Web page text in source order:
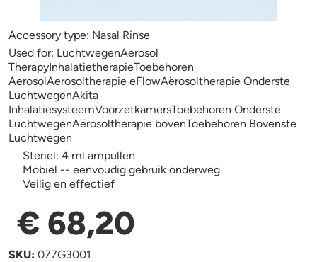
Accessory type: Nasal Rinse
Used for: LuchtwegenAerosol
TherapyInhalatietherapieToebehoren
AerosolAerosoltherapie eFlowAërosoltherapie Onderste
LuchtwegenAkita
InhalatiesysteemVoorzetkamersToebehoren Onderste
LuchtwegenAërosoltherapie bovenToebehoren Bovenste
Luchtwegen
Steriel: 4 ml ampullen
Mobiel -- eenvoudig gebruik onderweg
Veilig en effectief
€ 68,20
SKU: 077G3001